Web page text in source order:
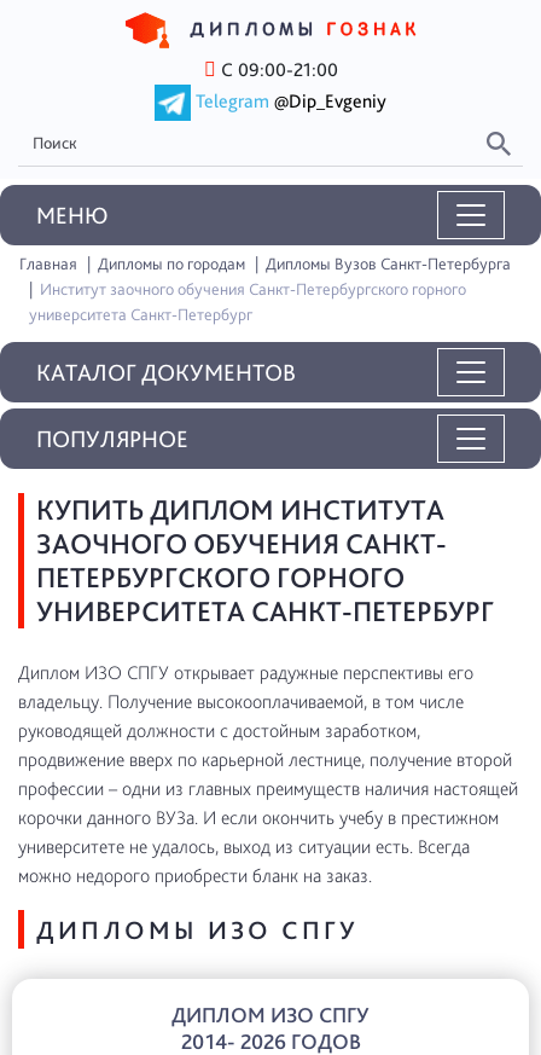
С 09:00-21:00
Telegram @Dip_Evgeniy
MEНЮ
Главная Дипломы по городам
Дипломы Вузов Санкт-Петербурга
Институт заочного обучения Санкт-Петербургского горного
университета Санкт-Петербург
КАТАЛОГ ДОКУМЕНТОВ
КУПИТЬ ДИПЛОМ ИНСТИТУТА
ЗАОЧНОГО ОБУЧЕНИЯ САНКТ-
ПЕТЕРБУРГСКОГО ГОРНОГО
УНИВЕРСИТЕТА САНКТ-ПЕТЕРБУРГ
Диплом ИЗО СПГУ открывает радужные перспективы его
владельцу. Получение высокооплачиваемой, в том числе
руководящей должности с достойным заработком,
продвижение вверх по карьерной лестнице, получение второй
профессии – одни из главных преимуществ наличия настоящей
корочки данного ВУЗа. И если окончить учебу в престижном
университете не удалось, выход из ситуации есть. Всегда
можно недорого приобрести бланк на заказ.
ДИПЛОМЫ ИЗО СПГУ
ДИПЛОМ ИЗО СПГУ
2014- 2026 ГОДОВ
ПОПУЛЯРНОЕ